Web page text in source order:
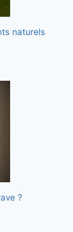
naturels
?